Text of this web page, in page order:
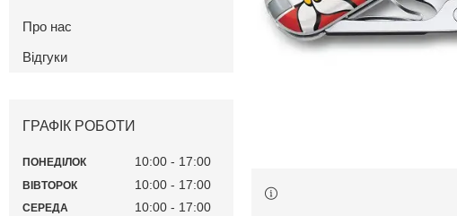
Про нас
Відгуки
ГРАФІК РОБОТИ
ПОНЕДІЛОК 10:00 17:00
ВІВТОРОК 10:00 17:00
СЕРЕДА 10:00 17:00